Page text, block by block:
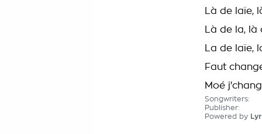
Là de laïe,
Là de la,
La de laïe,
Faut
Moé
Songwriters:
Publisher:
Powered by